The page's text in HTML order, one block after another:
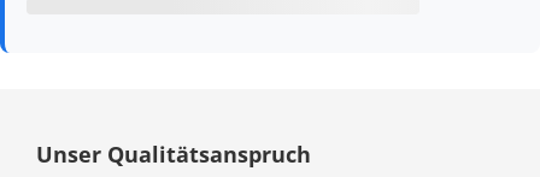
Unser Qualitätsanspruch